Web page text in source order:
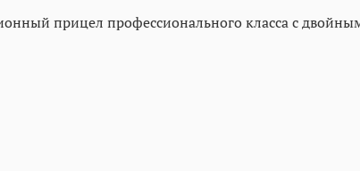
прицел профессионального класса с